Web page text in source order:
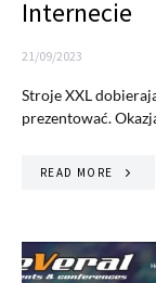
Internecie
21/09/2023
Stroje XXL
prezentować.
READ MORE